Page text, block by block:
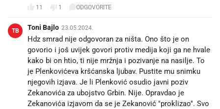
11 1 ODGOVORITE
TB Toni Bajlo 23.05.2024.
Hdz smrad nije odgovoran za ništa. Ono što je on
govorio i još uvijek govori protiv medija koji ga ne hvale
kako bi on htio, ti nije mržnja i pozivanje na nasilje. To
je Plenkovićeva kršćanska ljubav. Pustite mu snimku
njegovih izjava. Je li Plenković osudio javni poziv
Zekanovića za ubojstvo Grbin. Nije. Opravdao je
Zekanovića izjavom da se je Zekanović "proklizao". Svo